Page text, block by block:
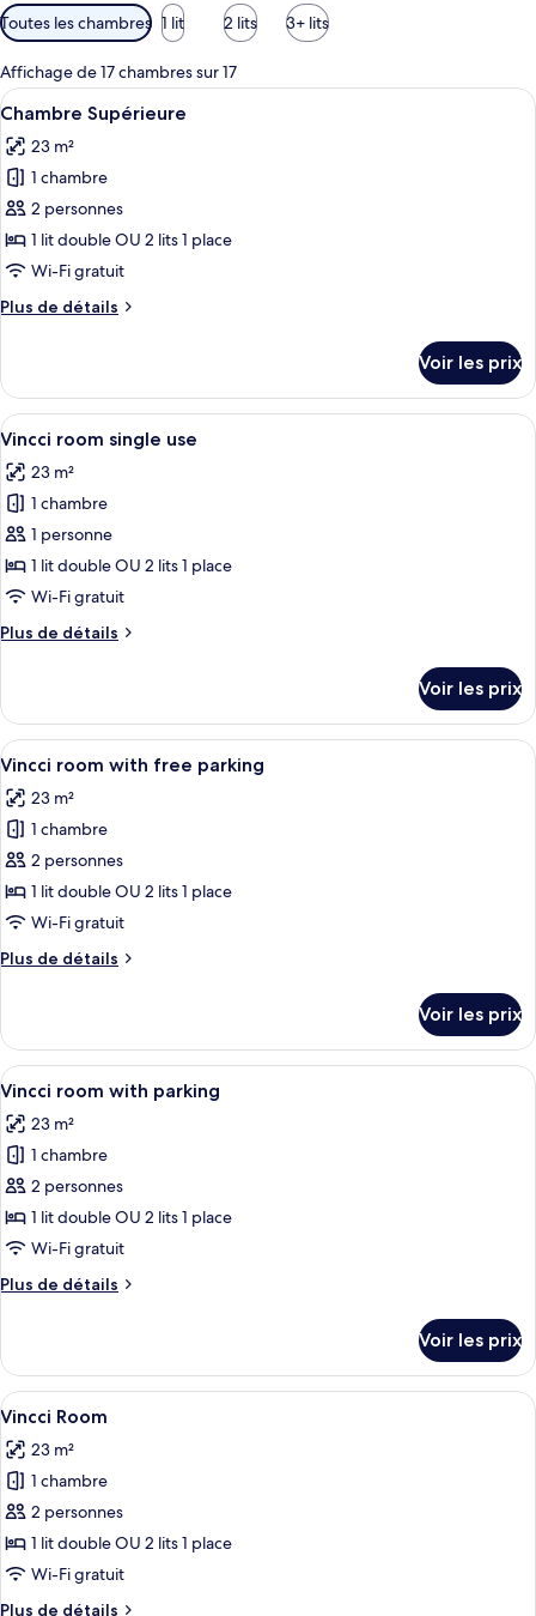
Filtres
disponibles
pour
les
chambres
Toutes les chambres 1 lit 2 lits 3+ lits
Affichage de 17 chambres sur 17
Afficher
toutes
les
photos
pour
ce
type
chambre :
Une chambre d’hôtel avec un
4
Chambre Supérieure
23 m²
1 chambre
2 personnes
1 lit double OU 2 lits 1 place
Wi-Fi gratuit
Plus de détails
Plus
le
type
de
Chambre
Supérieure
Voir les prix
Afficher
toutes
les
photos
pour
ce
type
chambre :
single
use
Une chambre d’hôtel avec un
8
Vincci room single use
23 m²
1 chambre
1 personne
1 lit double OU 2 lits 1 place
Wi-Fi gratuit
Plus de détails
Plus
le
type
de
Vincci
room
use
Voir les prix
Afficher
toutes
les
photos
pour
ce
type
chambre :
with
free
parking
Une chambre d’hôtel avec un
8
Vincci room with free parking
23 m²
1 chambre
2 personnes
1 lit double OU 2 lits 1 place
Wi-Fi gratuit
Plus de détails
Plus
le
type
de
Vincci
room
free
parking
Voir les prix
Afficher
toutes
les
photos
pour
ce
type
chambre :
with
parking
Une chambre d’hôtel avec un
7
Vincci room with parking
23 m²
1 chambre
2 personnes
1 lit double OU 2 lits 1 place
Wi-Fi gratuit
Plus de détails
Plus
le
type
de
Vincci
room
parking
Voir les prix
Afficher
toutes
les
photos
pour
ce
type
Une chambre d’hôtel avec un
7
Vincci Room
23 m²
1 chambre
2 personnes
1 lit double OU 2 lits 1 place
Wi-Fi gratuit
Plus de détails
Plus